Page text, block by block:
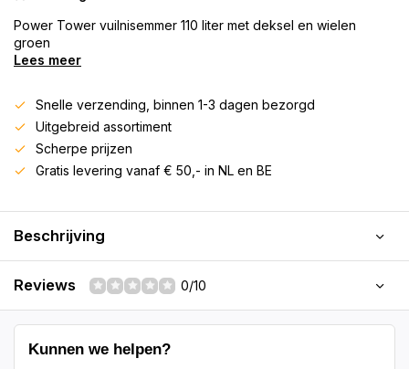
Power Tower vuilnisemmer 110 liter met deksel en wielen
groen
Lees meer
Snelle verzending, binnen 1-3 dagen bezorgd
Uitgebreid assortiment
Scherpe prijzen
Gratis levering vanaf € 50,- in NL en BE
Beschrijving
Reviews 0/10
Kunnen we helpen?